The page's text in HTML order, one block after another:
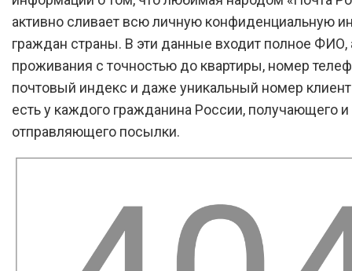
активно сливает всю личную конфиденциальную
граждан страны. В эти данные входит полное ФИО,
проживания с точностью до квартиры, номер
почтовый индекс и даже уникальный номер
есть у каждого гражданина России, получающего и
отправляющего посылки.